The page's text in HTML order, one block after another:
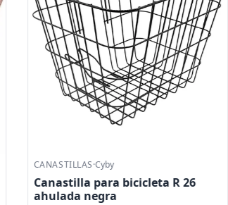
CANASTILLAS·Cyby
Canastilla para bicicleta R 26
ahulada negra